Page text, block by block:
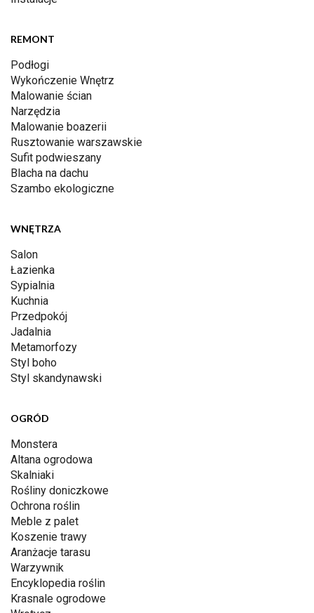
REMONT
Podłogi
Wykończenie Wnętrz
Malowanie ścian
Narzędzia
Malowanie boazerii
Rusztowanie warszawskie
Sufit podwieszany
Blacha na dachu
Szambo ekologiczne
WNĘTRZA
Salon
Łazienka
Sypialnia
Kuchnia
Przedpokój
Jadalnia
Metamorfozy
Styl boho
Styl skandynawski
OGRÓD
Monstera
Altana ogrodowa
Skalniaki
Rośliny doniczkowe
Ochrona roślin
Meble z palet
Koszenie trawy
Aranżacje tarasu
Warzywnik
Encyklopedia roślin
Krasnale ogrodowe